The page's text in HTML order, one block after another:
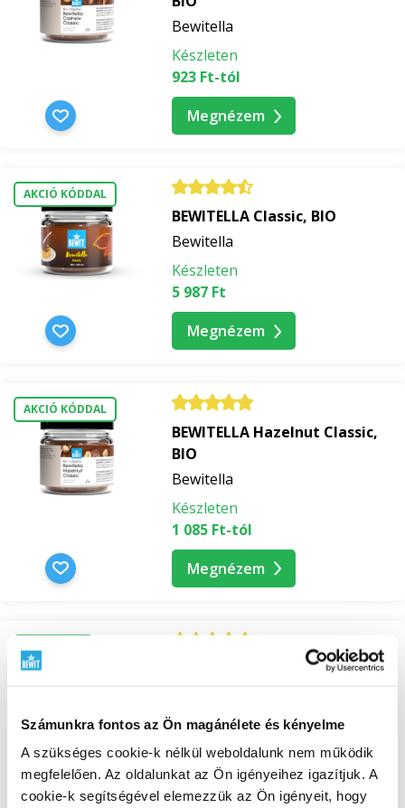
Számunkra fontos az Ön magánélete és kényelme
A szükséges cookie-k nélkül weboldalunk nem működik
megfelelően. Az oldalunkat az Ön igényeihez igazítjuk. A
cookie-k segítségével elemezzük az Ön igényeit, hogy
Brownie glutén és hozzáadott cukor nélkül
Karácsonyi kalács BEWITELLA Merry Christmas-szel
Vegán linzer cukorka
Bewitella
Készleten
923 Ft-tól
Megnézem
AKCIÓ KÓDDAL
BEWITELLA Classic, BIO
Bewitella
Készleten
5 987 Ft
Megnézem
AKCIÓ KÓDDAL
BEWITELLA Hazelnut Classic,
BIO
Bewitella
Készleten
1 085 Ft-tól
Megnézem
ÚJDONSÁG
-4%
Bewitella kóstoló szett
Készleten
2 704 Ft
2 846 Ft
Megnézem